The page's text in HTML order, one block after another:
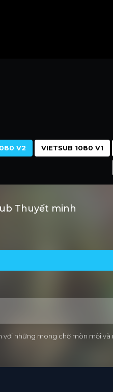
V2
VIETSUB 1080 V1
Thuyết minh
với những mong chờ mòn mỏi